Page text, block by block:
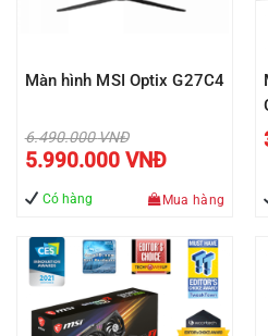
Màn hình MSI Optix G27C4
6.490.000VNĐ
Giá
gốc
là:
5.990.000 VNĐGiá
hiện
là:
5.990.000 VNĐ.
Có hàng Mua hàng